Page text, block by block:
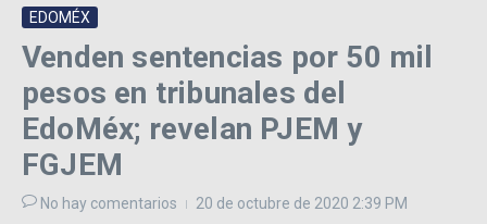
EDOMÉX
Venden sentencias por 50 mil
pesos en tribunales del
EdoMéx; revelan PJEM y
FGJEM
No hay comentarios 20 de octubre de 2020 2:39 PM